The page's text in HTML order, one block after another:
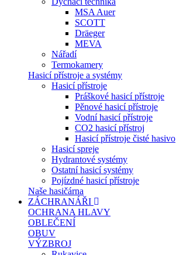
MSA Auer
SCOTT
Dräeger
MEVA
Nářadí
Termokamery
Hasicí přístroje a systémy
Hasicí přístroje
Práškové hasicí přístroje
Pěnové hasicí přístroje
Vodní hasicí přístroje
CO2 hasicí přístroj
Hasicí přístroje čisté hasivo
Hasicí spreje
Hydrantové systémy
Ostatní hasicí systémy
Pojízdné hasicí přístroje
Naše hasičárna
ZÁCHRANÁŘI
OCHRANA HLAVY
OBLEČENÍ
OBUV
VÝZBROJ